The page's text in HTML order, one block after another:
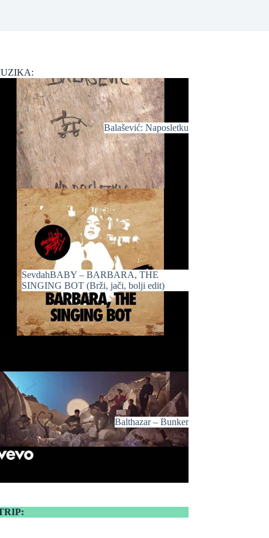
Balašević: Naposletku
SevdahBABY – BARBARA, THE
SINGING BOT (Brži, jači, bolji edit)
Balthazar – Bunker